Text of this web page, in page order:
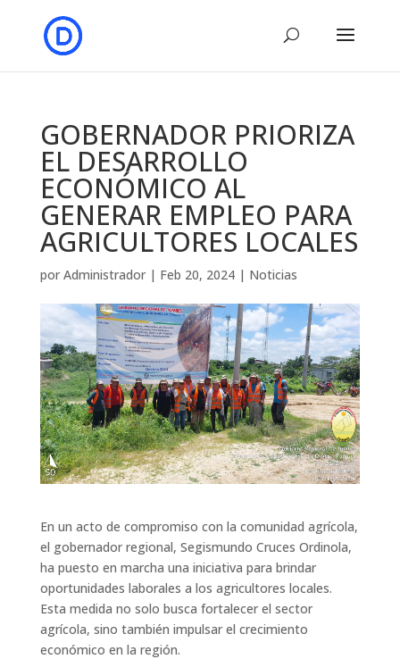
GOBERNADOR PRIORIZA
EL DESARROLLO
ECONÓMICO AL
GENERAR EMPLEO PARA
AGRICULTORES LOCALES
por Administrador| Feb 20, 2024| Noticias
En un acto de compromiso con la comunidad agrícola,
el gobernador regional, Segismundo Cruces Ordinola,
ha puesto en marcha una iniciativa para brindar
oportunidades laborales a los agricultores locales.
Esta medida no solo busca fortalecer el sector
agrícola, sino también impulsar el crecimiento
económico en la región.